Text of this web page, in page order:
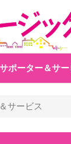
サポーター＆サー
サービス